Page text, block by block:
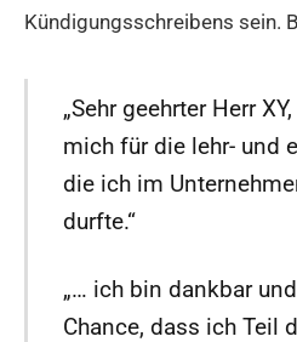
Kündigungsschreibens sein.
„Sehr geehrter Herr
mich für die lehr- und
die ich im
durfte.“
„… ich bin dankbar
Chance, dass ich Teil